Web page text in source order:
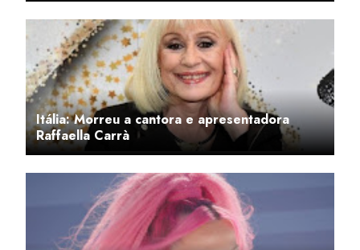
Itália: Morreu a cantora e apresentadora
Raffaella Carrà